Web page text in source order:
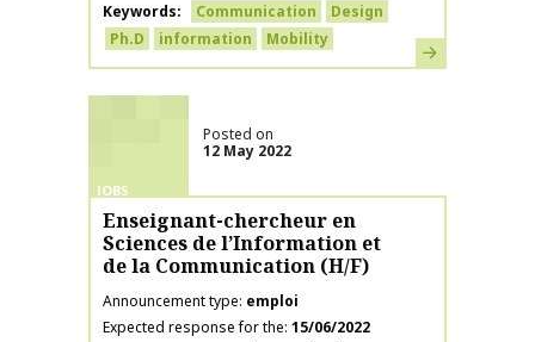
Keywords
Communication
Design
Ph.D
information Mobility Learn more
JOBS
Posted on
12 May 2022
Enseignant-chercheur en
Sciences de l’Information et
de la Communication (H/F)
Announcement type emploi
Expected response for the 15/06/2022